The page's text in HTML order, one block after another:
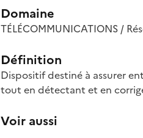
Domaine
TÉLÉCOMMUNICATIONS /
Définition
Dispositif destiné à assurer
tout en détectant et en
Voir aussi